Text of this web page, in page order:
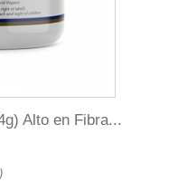
Alto en Fibra...